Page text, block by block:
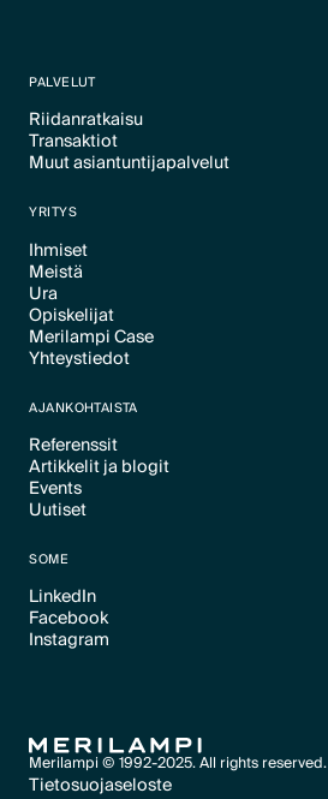
PALVELUT
Riidanratkaisu
Text Link
Transaktiot
Text Link
Muut asiantuntijapalvelut
YRITYS
Ihmiset
Text Link
Meistä
Text Link
Ura
Text Link
Opiskelijat
Text Link
Merilampi Case
Text Link
Yhteystiedot
AJANKOHTAISTA
Referenssit
Text Link
Artikkelit ja blogit
Text Link
Events
Text Link
Uutiset
SOME
LinkedIn
Text Link
Facebook
Text Link
Instagram
Merilampi © 1992-2025. All rights reserved.
Tietosuojaseloste